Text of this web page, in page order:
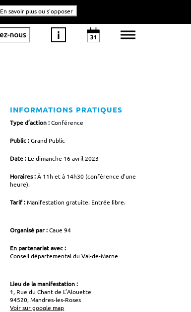
INFORMATIONS PRATIQUES
Type d’action :Conférence
Public :Grand Public
Date : Le dimanche 16 avril 2023
Horaires :À 11h et à 14h30 (conférence d'une
heure).
Tarif :Manifestation gratuite. Entrée libre.
Organisé par :Caue 94
En partenariat avec :
Conseil départemental du Val-de-Marne
Lieu de la manifestation :
1, Rue du Chant de L’Alouette
94520, Mandres-les-Roses
Voir sur google map
En savoir plus ou s'opposer